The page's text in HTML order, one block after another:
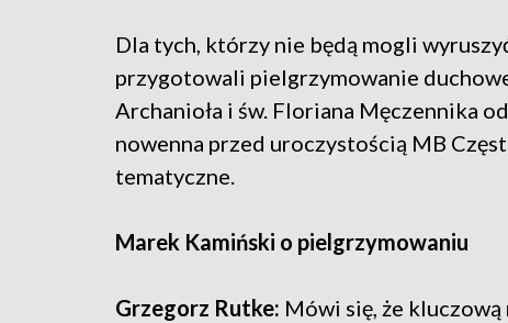
Dla tych, którzy nie będą mogli
przygotowali pielgrzymowanie
Archanioła i św. Floriana Męczennika
nowenna przed uroczystością MB
tematyczne.
Marek Kamiński o pielgrzymowaniu
Grzegorz Rutke: Mówi się, że kluczową